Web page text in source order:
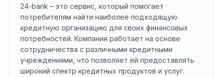
24-bank – это сервис, который помогает
потребителям найти наиболее подходящую
кредитную организацию для своих финансовых
потребностей. Компания работает на основе
сотрудничества с различными кредитными
учреждениями, что позволяет ей предоставлять
широкий спектр кредитных продуктов и услуг.